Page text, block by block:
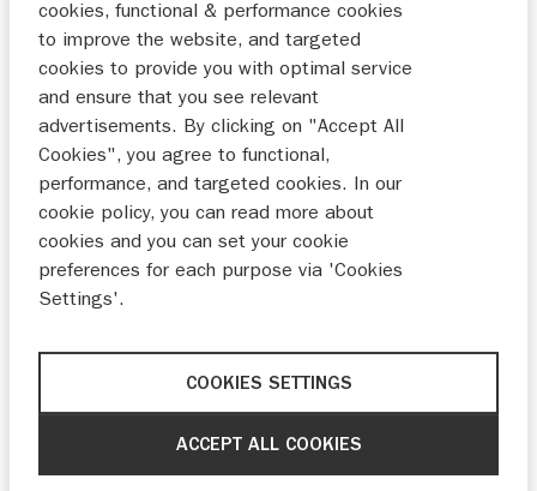
Kies je model
Selecteer een dealer
Vraag een brochure aan
Ontvang de brochure per mail of post!
cookies, functional & performance cookies
to improve the website, and targeted
cookies to provide you with optimal service
and ensure that you see relevant
advertisements. By clicking on "Accept All
Cookies", you agree to functional,
performance, and targeted cookies. In our
cookie policy, you can read more about
cookies and you can set your cookie
preferences for each purpose via 'Cookies
Settings'.
COOKIES SETTINGS
ACCEPT ALL COOKIES